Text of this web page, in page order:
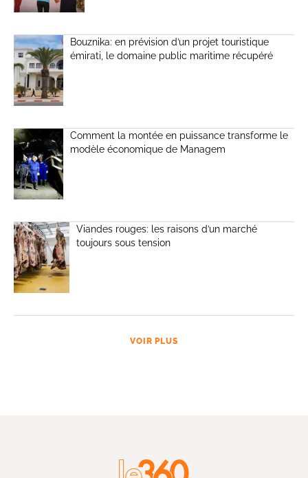
Bouznika: en prévision d’un projet touristique
émirati, le domaine public maritime récupéré
Comment la montée en puissance transforme le
modèle économique de Managem
Viandes rouges: les raisons d’un marché
toujours sous tension
VOIR PLUS